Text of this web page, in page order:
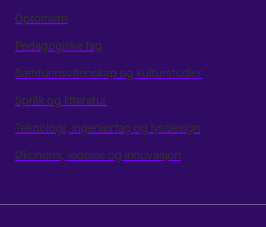
Optometri
Pedagogiske fag
Samfunnsvitenskap og kulturstudier
Språk og litteratur
Teknologi, ingeniørfag og lysdesign
Økonomi, ledelse og innovasjon